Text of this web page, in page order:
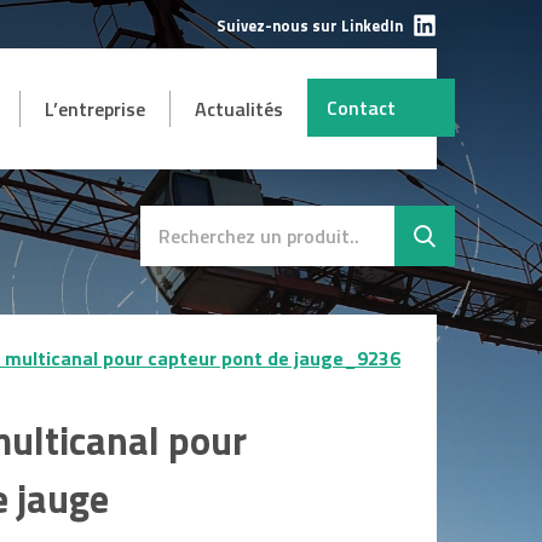
et
AUTRES
Destockage
SAV
L’entreprise Actualités Contact
Suivez-nous sur LinkedIn
pour capteur pont de jauge_9236
pour
jauge